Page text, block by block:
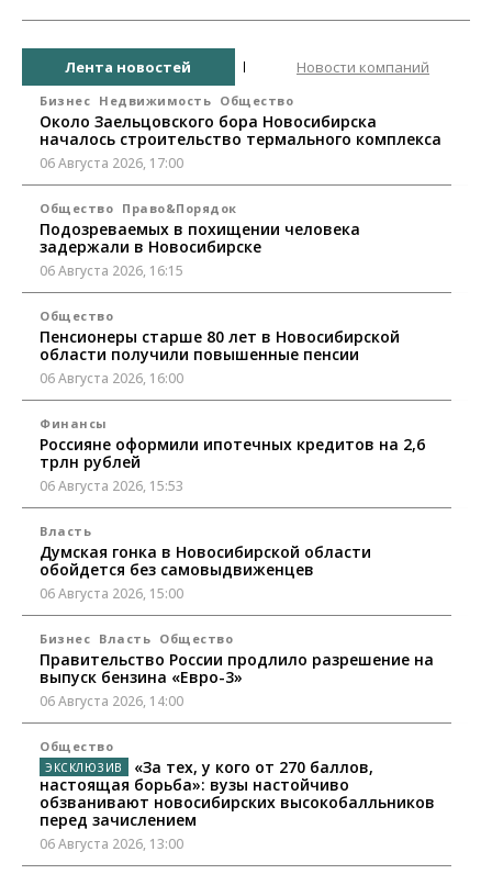
Лента новостей Новости компаний
Бизнес Недвижимость Общество
Около Заельцовского бора Новосибирска
началось строительство термального комплекса
06 Августа 2026, 17:00
Общество Право&Порядок
Подозреваемых в похищении человека
задержали в Новосибирске
06 Августа 2026, 16:15
Общество
Пенсионеры старше 80 лет в Новосибирской
области получили повышенные пенсии
06 Августа 2026, 16:00
Финансы
Россияне оформили ипотечных кредитов на 2,6
трлн рублей
06 Августа 2026, 15:53
Власть
Думская гонка в Новосибирской области
обойдется без самовыдвиженцев
06 Августа 2026, 15:00
Бизнес Власть Общество
Правительство России продлило разрешение на
выпуск бензина «Евро-3»
06 Августа 2026, 14:00
Общество
«За тех, у кого от 270 баллов,
настоящая борьба»: вузы настойчиво
обзванивают новосибирских высокобалльников
перед зачислением
06 Августа 2026, 13:00